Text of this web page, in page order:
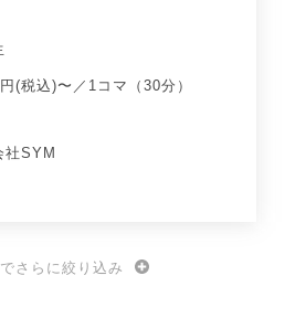
(税込)〜／1コマ（30分）
社SYM
さらに絞り込み